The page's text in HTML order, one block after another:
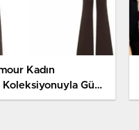
Kadın
Koleksiyonuyla Gün
Sağlıyor